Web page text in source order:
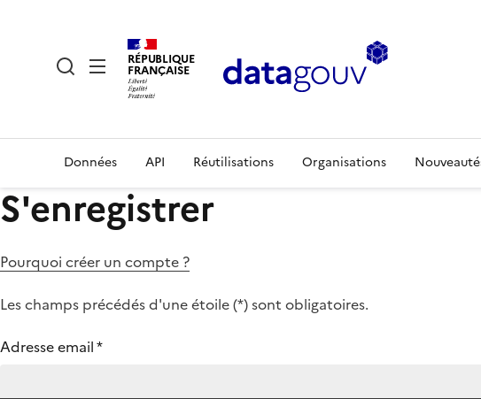
RÉPUBLIQUE
FRANÇAISE
Données API Réutilisations Organisations
S'enregistrer
Pourquoi créer un compte ?
Les champs précédés d'une étoile (*) sont obligatoires.
Adresse email*